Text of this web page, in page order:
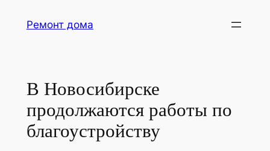
Ремонт дома
В Новосибирске
продолжаются работы по
благоустройству